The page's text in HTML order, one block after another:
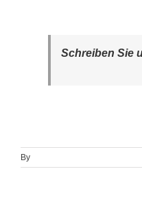
Schreiben Sie
By